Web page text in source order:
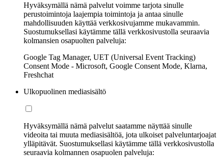
Hyväksymällä nämä palvelut voimme tarjota sinulle
perustoimintoja laajempia toimintoja ja antaa sinulle
mahdollisuuden käyttää verkkosivujamme mukavammin.
Suostumuksellasi käytämme tällä verkkosivustolla seuraavia
kolmansien osapuolten palveluja:
Google Tag Manager, UET (Universal Event Tracking)
Consent Mode - Microsoft, Google Consent Mode, Klarna,
Freshchat
Ulkopuolinen mediasisältö
Hyväksymällä nämä palvelut saatamme näyttää sinulle
videoita tai muuta mediasisältöä, jota ulkoiset palveluntarjoajat
ylläpitävät. Suostumuksellasi käytämme tällä verkkosivustolla
seuraavia kolmannen osapuolen palveluja: